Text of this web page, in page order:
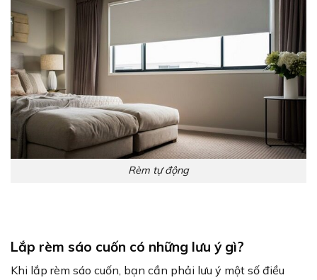
Rèm tự động
Lắp rèm sáo cuốn có những lưu ý gì?
Khi lắp rèm sáo cuốn, bạn cần phải lưu ý một số điều